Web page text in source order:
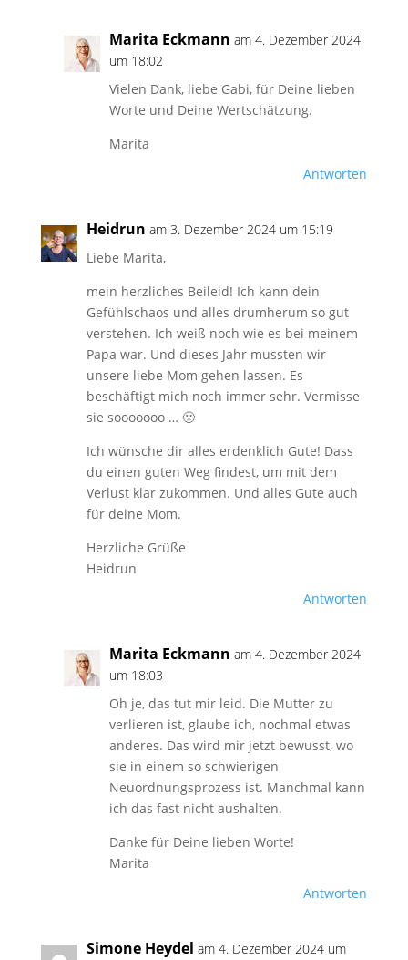
Marita Eckmann am 4. Dezember 2024
um 18:02
Vielen Dank, liebe Gabi, für Deine lieben
Worte und Deine Wertschätzung.
Marita
Antworten
Heidrun am 3. Dezember 2024 um 15:19
Liebe Marita,
mein herzliches Beileid! Ich kann dein
Gefühlschaos und alles drumherum so gut
verstehen. Ich weiß noch wie es bei meinem
Papa war. Und dieses Jahr mussten wir
unsere liebe Mom gehen lassen. Es
beschäftigt mich noch immer sehr. Vermisse
sie sooooooo … 🙁
Ich wünsche dir alles erdenklich Gute! Dass
du einen guten Weg findest, um mit dem
Verlust klar zukommen. Und alles Gute auch
für deine Mom.
Herzliche Grüße
Heidrun
Antworten
Marita Eckmann am 4. Dezember 2024
um 18:03
Oh je, das tut mir leid. Die Mutter zu
verlieren ist, glaube ich, nochmal etwas
anderes. Das wird mir jetzt bewusst, wo
sie in einem so schwierigen
Neuordnungsprozess ist. Manchmal kann
ich das fast nicht aushalten.
Danke für Deine lieben Worte!
Marita
Antworten
Simone Heydel am 4. Dezember 2024 um